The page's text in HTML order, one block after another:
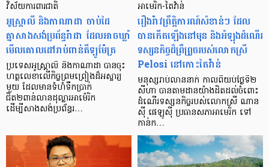
វិស័យការពារជាតិ
អូស្ត្រាលី និងកាណាដា ចាប់ដៃ
គ្នាសាងសង់ប្រព័ន្ធរ៉ាដា ដែលអាចឃ្លាំ
មើលគោលដៅរាប់ពាន់គីឡូម៉ែត្រ
ប្រទេសអូស្ត្រាលី និងកាណាដា បានចុះ
ហត្ថលេខាលើកិច្ចព្រមព្រៀងដ៏អស្ចារ្យ
មួយ ដែលមានទំហំទឹកប្រាក់
ជិត២ពាន់លានដុល្លារអាម៉េរិក
ដើម្បីសាងសង់ប្រព័ន្ធរ…
អាមេរិក-តៃវ៉ាន់
រឿងរ៉ាវព្រឹត្តិការណ៍សំខាន់ៗ ដែល
បានកើតឡើងនៅមុន និងអំឡុងដំណើរ
ទស្សនកិច្ចដ៏ព្រឺព្រួចរបស់លោកស្រី
Pelosi នៅកោះតៃវ៉ាន់
មនុស្សរាប់លាននាក់ កាលពីយប់ថ្ងៃទី២
សីហា បានតាមដានយ៉ាងដិតដល់ចំពោះ
ដំណើរទស្សនកិច្ចរបស់លោកស្រី ណាន
ស៊ី ផេឡូស៊ី ប្រធានសភាអាមេរិក ទៅ
កាន់ក…